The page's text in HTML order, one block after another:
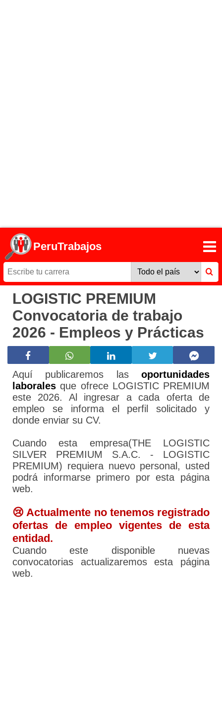
PeruTrabajos
LOGISTIC PREMIUM
Convocatoria de trabajo
2026 - Empleos y Prácticas
Aquí publicaremos las oportunidades
laborales que ofrece LOGISTIC PREMIUM
este 2026. Al ingresar a cada oferta de
empleo se informa el perfil solicitado y
donde enviar su CV.
Cuando esta empresa(THE LOGISTIC
SILVER PREMIUM S.A.C. - LOGISTIC
PREMIUM) requiera nuevo personal, usted
podrá informarse primero por esta página
web.
😢 Actualmente no tenemos registrado
ofertas de empleo vigentes de esta
entidad.
Cuando este disponible nuevas
convocatorias actualizaremos esta página
web.